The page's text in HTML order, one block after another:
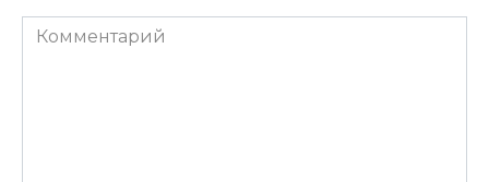
Комментарий